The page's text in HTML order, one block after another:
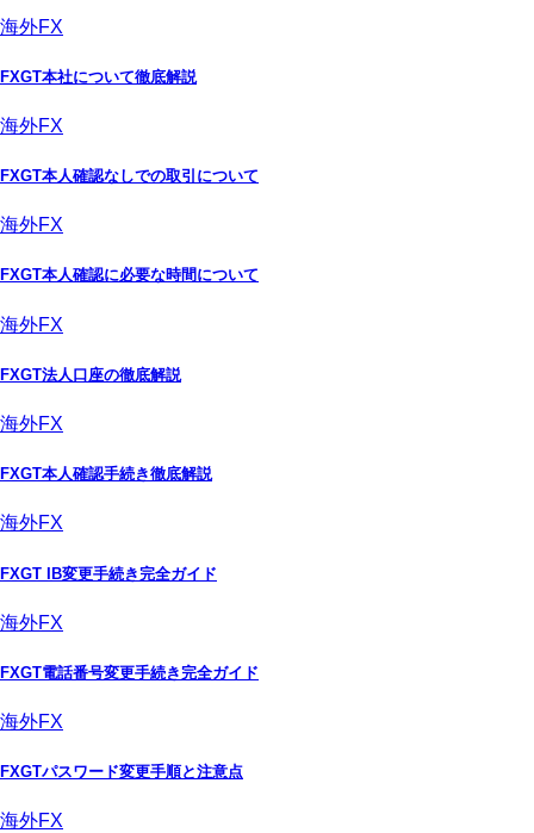
海外FX
FXGT本社について徹底解説
海外FX
FXGT本人確認なしでの取引について
海外FX
FXGT本人確認に必要な時間について
海外FX
FXGT法人口座の徹底解説
海外FX
FXGT本人確認手続き徹底解説
海外FX
FXGT IB変更手続き完全ガイド
海外FX
FXGT電話番号変更手続き完全ガイド
海外FX
FXGTパスワード変更手順と注意点
海外FX